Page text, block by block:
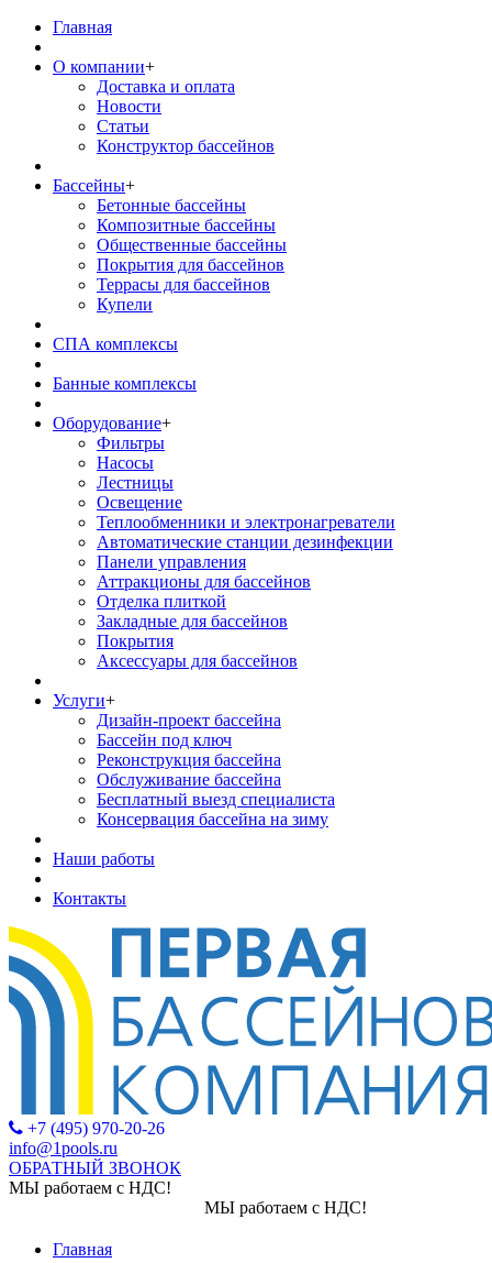
Главная
О компании+
Доставка и оплата
Новости
Статьи
Конструктор бассейнов
Бассейны+
Бетонные бассейны
Композитные бассейны
Общественные бассейны
Покрытия для бассейнов
Террасы для бассейнов
Купели
СПА комплексы
Банные комплексы
Оборудование+
Фильтры
Насосы
Лестницы
Освещение
Теплообменники и электронагреватели
Автоматические станции дезинфекции
Панели управления
Аттракционы для бассейнов
Отделка плиткой
Закладные для бассейнов
Покрытия
Аксессуары для бассейнов
Услуги+
Дизайн-проект бассейна
Бассейн под ключ
Реконструкция бассейна
Обслуживание бассейна
Бесплатный выезд специалиста
Консервация бассейна на зиму
Наши работы
Контакты
+7 (495) 970-20-26
info@1pools.ru
ОБРАТНЫЙ ЗВОНОК
МЫ работаем с НДС!
МЫ работаем с НДС!
Главная